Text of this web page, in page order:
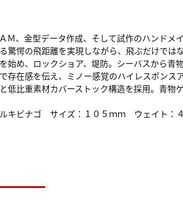
Ｍ、金型データ作成、そして試作のハンド
驚愕の飛距離を実現しながら、飛ぶだけで
始め、ロックショア、堤防。シーバスから
存在感を伝え、ミノー感覚のハイレスポン
低比重素材カバーストック構造を採用。青物
キビナゴ サイズ：１０５ｍｍ ウェイト：